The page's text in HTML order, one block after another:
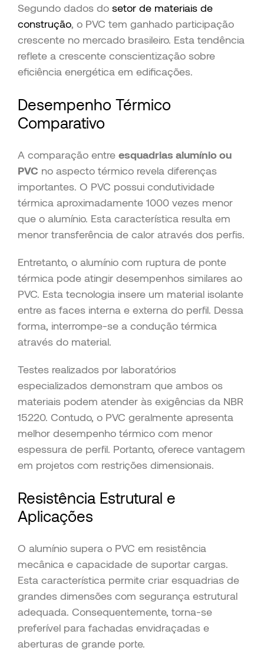
Segundo dados do setor de materiais de
construção, o PVC tem ganhado participação
crescente no mercado brasileiro. Esta tendência
reflete a crescente conscientização sobre
eficiência energética em edificações.
Desempenho Térmico
Comparativo
A comparação entre esquadrias alumínio ou
PVC no aspecto térmico revela diferenças
importantes. O PVC possui condutividade
térmica aproximadamente 1000 vezes menor
que o alumínio. Esta característica resulta em
menor transferência de calor através dos perfis.
Entretanto, o alumínio com ruptura de ponte
térmica pode atingir desempenhos similares ao
PVC. Esta tecnologia insere um material isolante
entre as faces interna e externa do perfil. Dessa
forma, interrompe-se a condução térmica
através do material.
Testes realizados por laboratórios
especializados demonstram que ambos os
materiais podem atender às exigências da NBR
15220. Contudo, o PVC geralmente apresenta
melhor desempenho térmico com menor
espessura de perfil. Portanto, oferece vantagem
em projetos com restrições dimensionais.
Resistência Estrutural e
Aplicações
O alumínio supera o PVC em resistência
mecânica e capacidade de suportar cargas.
Esta característica permite criar esquadrias de
grandes dimensões com segurança estrutural
adequada. Consequentemente, torna-se
preferível para fachadas envidraçadas e
aberturas de grande porte.